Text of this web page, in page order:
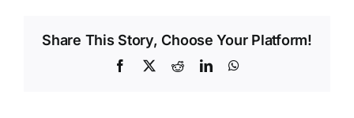
Share This Story, Choose Your Platform!
Facebook
X RedditLinkedIn